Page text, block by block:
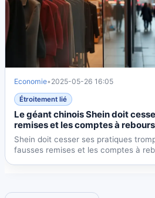
Economie• 2025-05-26 16:05
Étroitement lié
Le géant chinois Shein doit
remises et les comptes à rebours
Shein doit cesser ses pratiques
fausses remises et les comptes à